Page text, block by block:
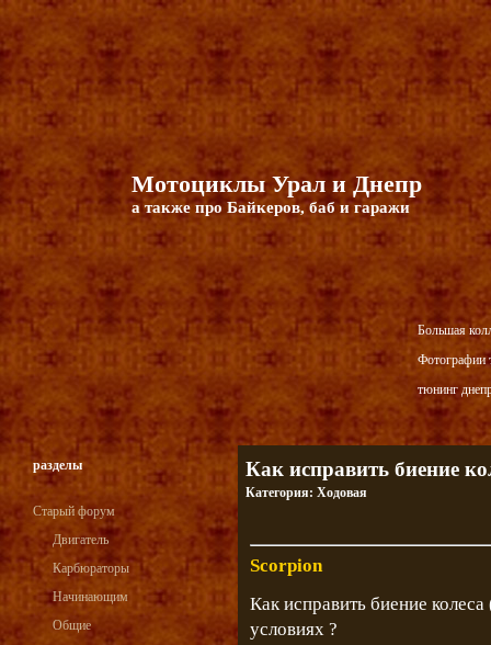
Мотоциклы Урал и Днепр
а также про Байкеров, баб и гаражи
Большая
Фотографии
тюнинг
разделы
Старый форум
Двигатель
Карбюраторы
Начинающим
Общие
Как исправить биение
Категория: Ходовая
Scorpion
Как исправить биение
условиях ?